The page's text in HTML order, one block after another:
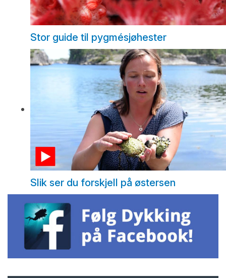
Stor guide til pygmésjøhester
Slik ser du forskjell på østersen